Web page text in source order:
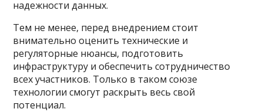
надежности данных.
Тем не менее, перед внедрением стоит
внимательно оценить технические и
регуляторные нюансы, подготовить
инфраструктуру и обеспечить сотрудничество
всех участников. Только в таком союзе
технологии смогут раскрыть весь свой
потенциал.